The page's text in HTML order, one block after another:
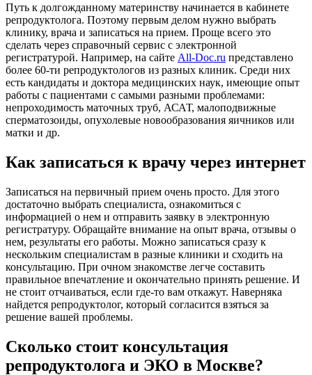
Путь к долгожданному материнству начинается в кабинете
репродуктолога. Поэтому первым делом нужно выбрать
клинику, врача и записаться на прием. Проще всего это
сделать через справочный сервис с электронной
регистратурой. Например, на сайте All-Doc.ru представлено
более 60-ти репродуктологов из разных клиник. Среди них
есть кандидаты и доктора медицинских наук, имеющие опыт
работы с пациентами с самыми разными проблемами:
непроходимость маточных труб, АСАТ, малоподвижные
сперматозоиды, опухолевые новообразования яичников или
матки и др.
Как записаться к врачу через интернет
Записаться на первичный прием очень просто. Для этого
достаточно выбрать специалиста, ознакомиться с
информацией о нем и отправить заявку в электронную
регистратуру. Обращайте внимание на опыт врача, отзывы о
нем, результаты его работы. Можно записаться сразу к
нескольким специалистам в разные клиники и сходить на
консультацию. При очном знакомстве легче составить
правильное впечатление и окончательно принять решение. И
не стоит отчаиваться, если где-то вам откажут. Наверняка
найдется репродуктолог, который согласится взяться за
решение вашей проблемы.
Сколько стоит консультация
репродуктолога и ЭКО в Москве?